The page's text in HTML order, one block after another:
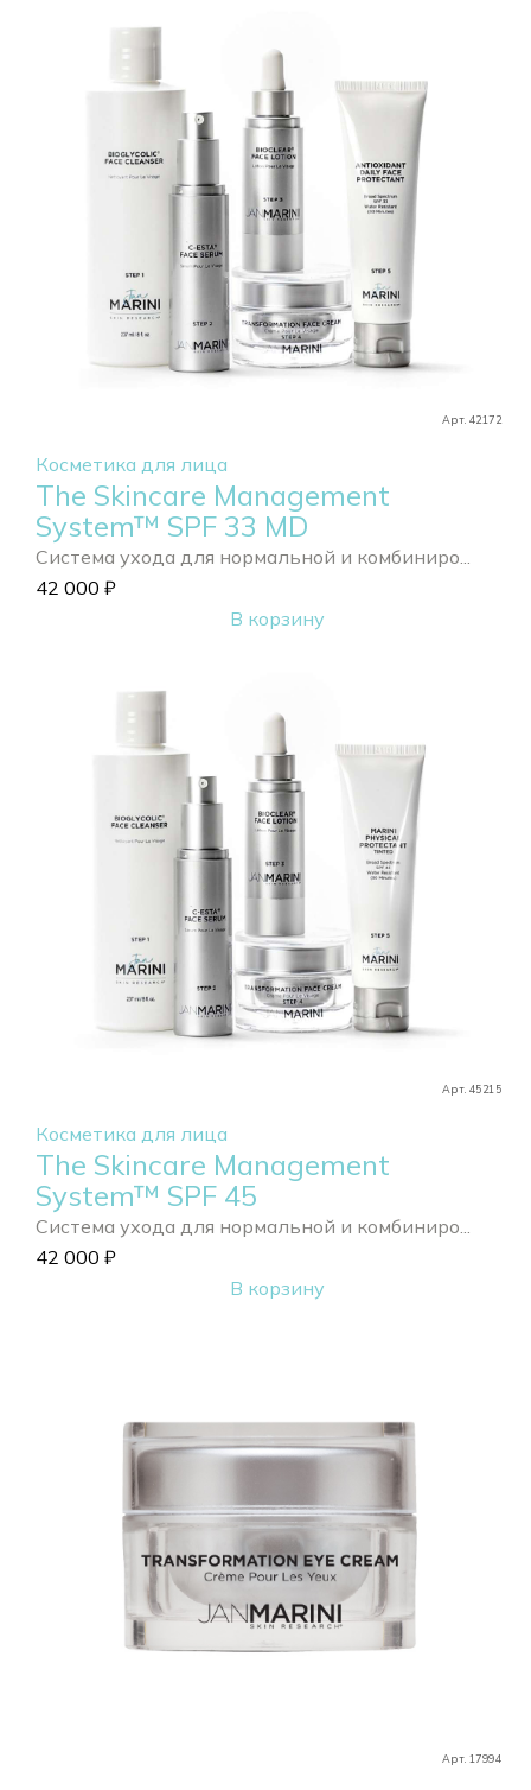
Арт. 42172
Косметика для лица
The Skincare Management
System™ SPF 33 MD
Система ухода для нормальной и комбиниро...
42 000 ₽
В корзину
Арт. 45215
Косметика для лица
The Skincare Management
System™ SPF 45
Система ухода для нормальной и комбиниро...
42 000 ₽
В корзину
Арт. 17994